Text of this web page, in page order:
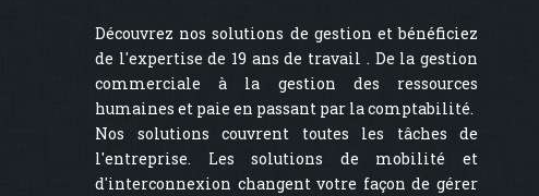
Découvrez nos solutions de gestion et bénéficiez
de l'expertise de 19 ans de travail . De la gestion
commerciale à la gestion des ressources
humaines et paie en passant par la comptabilité.
Nos solutions couvrent toutes les tâches de
l'entreprise. Les solutions de mobilité et
d'interconnexion changent votre façon de gérer